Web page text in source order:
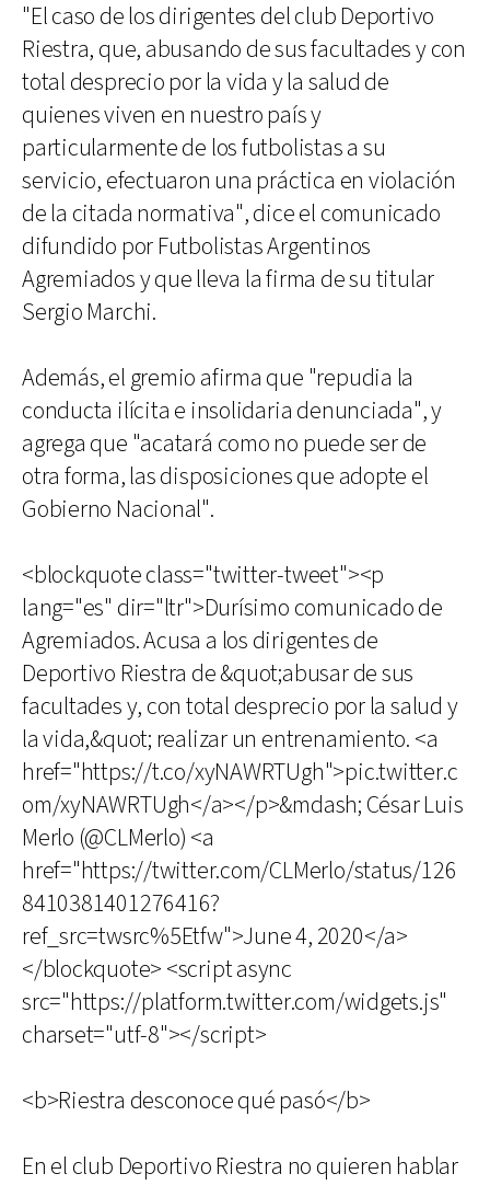
"El caso de los dirigentes del club Deportivo
Riestra, que, abusando de sus facultades y con
total desprecio por la vida y la salud de
quienes viven en nuestro país y
particularmente de los futbolistas a su
servicio, efectuaron una práctica en violación
de la citada normativa", dice el comunicado
difundido por Futbolistas Argentinos
Agremiados y que lleva la firma de su titular
Sergio Marchi.
Además, el gremio afirma que "repudia la
conducta ilícita e insolidaria denunciada", y
agrega que "acatará como no puede ser de
otra forma, las disposiciones que adopte el
Gobierno Nacional".
<blockquote class="twitter-tweet"><p
lang="es" dir="ltr">Durísimo comunicado de
Agremiados. Acusa a los dirigentes de
Deportivo Riestra de &quot;abusar de sus
facultades y, con total desprecio por la salud y
la vida,&quot; realizar un entrenamiento. <a
href="https://t.co/xyNAWRTUgh">pic.twitter.c
om/xyNAWRTUgh</a></p>&mdash; César Luis
Merlo (@CLMerlo) <a
href="https://twitter.com/CLMerlo/status/126
8410381401276416?
ref_src=twsrc%5Etfw">June 4, 2020</a>
</blockquote> <script async
src="https://platform.twitter.com/widgets.js"
charset="utf-8"></script>
<b>Riestra desconoce qué pasó</b>
En el club Deportivo Riestra no quieren hablar